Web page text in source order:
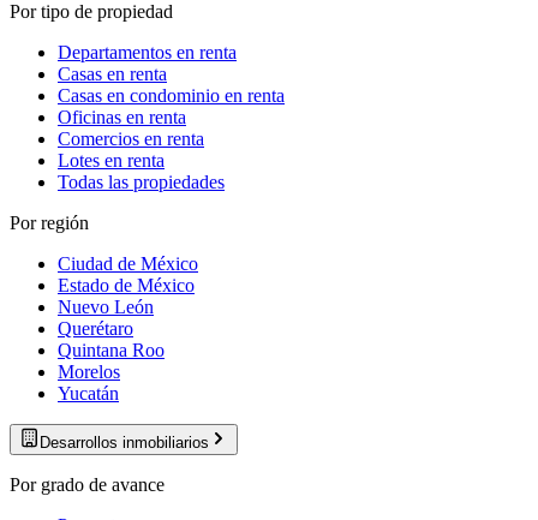
Por tipo de propiedad
Departamentos en renta
Casas en renta
Casas en condominio en renta
Oficinas en renta
Comercios en renta
Lotes en renta
Todas las propiedades
Por región
Ciudad de México
Estado de México
Nuevo León
Querétaro
Quintana Roo
Morelos
Yucatán
Desarrollos inmobiliarios
Por grado de avance